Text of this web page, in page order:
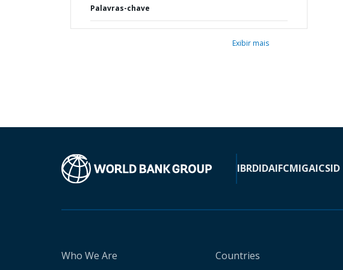
Palavras-chave
Exibir mais
IBRDIDAIFCMIGAICSID
Who We Are Countries